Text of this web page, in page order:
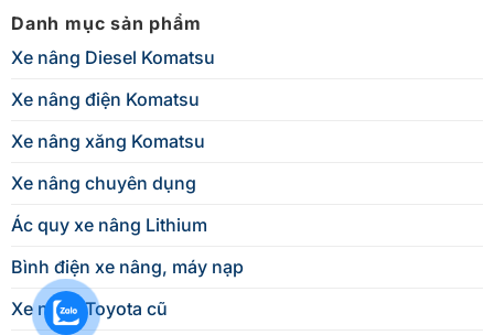
Danh mục sản phẩm
Xe nâng Diesel Komatsu
Xe nâng điện Komatsu
Xe nâng xăng Komatsu
Xe nâng chuyên dụng
Ác quy xe nâng Lithium
Bình điện xe nâng, máy nạp
Xe nâng Toyota cũ